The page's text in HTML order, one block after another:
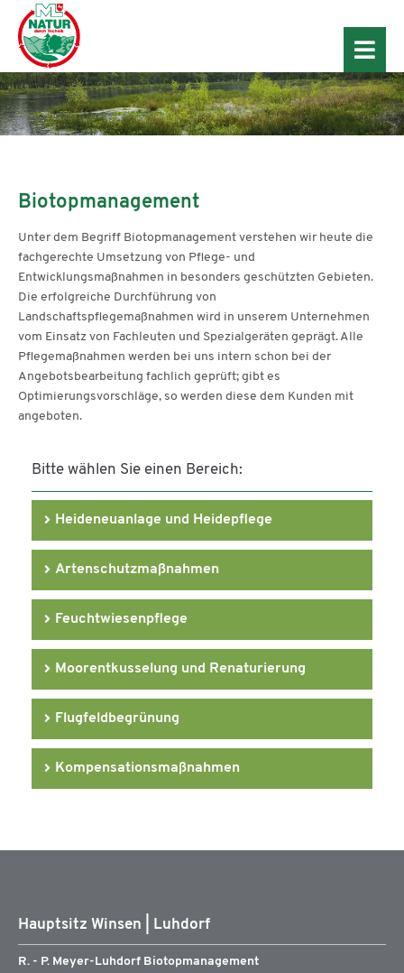
Biotopmanagement
Unter dem Begriff Biotopmanagement verstehen wir heute die
fachgerechte Umsetzung von Pflege- und
Entwicklungsmaßnahmen in besonders geschützten Gebieten.
Die erfolgreiche Durchführung von
Landschaftspflegemaßnahmen wird in unserem Unternehmen
vom Einsatz von Fachleuten und Spezialgeräten geprägt. Alle
Pflegemaßnahmen werden bei uns intern schon bei der
Angebotsbearbeitung fachlich geprüft; gibt es
Optimierungsvorschläge, so werden diese dem Kunden mit
angeboten.
Bitte wählen Sie einen Bereich:
Heideneuanlage und Heidepflege
Artenschutzmaßnahmen
Feuchtwiesenpflege
Moorentkusselung und Renaturierung
Flugfeldbegrünung
Kompensationsmaßnahmen
Hauptsitz Winsen | Luhdorf
R. - P. Meyer-Luhdorf Biotopmanagement